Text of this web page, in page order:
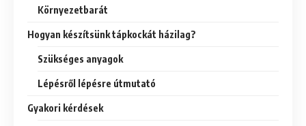
Környezetbarát
Hogyan készítsünk tápkockát házilag?
Szükséges anyagok
Lépésről lépésre útmutató
Gyakori kérdések